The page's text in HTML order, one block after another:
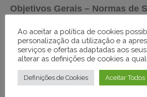
Objetivos Gerais – Normas de
Dar conhecimento sobre a legislação
máquinas e equipamentos de
sobre as normas de segurança, com
garantir a utilização dos mesmos de
Ao aceitar a política de cookies
personalização da utilização e a
serviços e ofertas adaptadas aos
alterar as definições de cookies a
Definições de Cookies Aceitar Todos